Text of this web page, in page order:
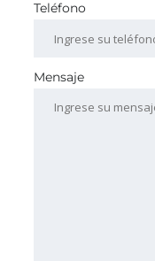
Teléfono
Mensaje